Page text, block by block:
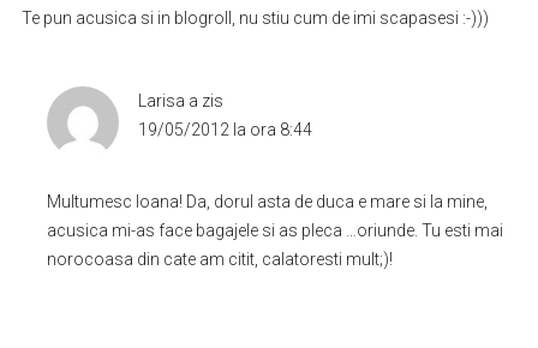
Te pun acusica si in blogroll, nu stiu cum de imi scapasesi :-)))
Larisa a zis
19/05/2012 la ora 8:44
Multumesc Ioana! Da, dorul asta de duca e mare si la mine,
acusica mi-as face bagajele si as pleca …oriunde. Tu esti mai
norocoasa din cate am citit, calatoresti mult;)!